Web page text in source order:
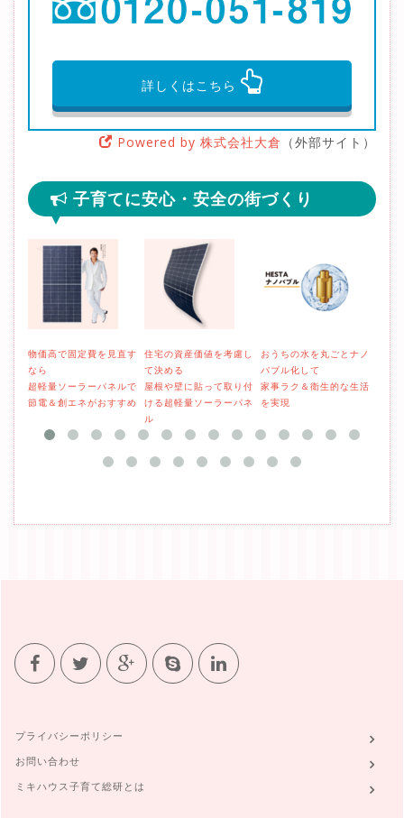
詳しくはこちら
Powered by 株式会社大倉 （外部サイト）
子育てに安心・安全の街づくり
物価高で固定費を見直す
なら
超軽量ソーラーパネルで
節電＆創エネがおすすめ
住宅の資産価値を考慮し
て決める
屋根や壁に貼って取り付
ける超軽量ソーラーパネ
ル
おうちの水を丸ごとナノ
バブル化して
家事ラク＆衛生的な生活
を実現
そ
減を
取
ー
プライバシーポリシー
お問い合わせ
ミキハウス子育て総研とは